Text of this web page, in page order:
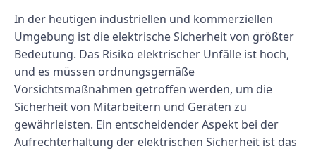
In der heutigen industriellen und kommerziellen
Umgebung ist die elektrische Sicherheit von größter
Bedeutung. Das Risiko elektrischer Unfälle ist hoch,
und es müssen ordnungsgemäße
Vorsichtsmaßnahmen getroffen werden, um die
Sicherheit von Mitarbeitern und Geräten zu
gewährleisten. Ein entscheidender Aspekt bei der
Aufrechterhaltung der elektrischen Sicherheit ist das